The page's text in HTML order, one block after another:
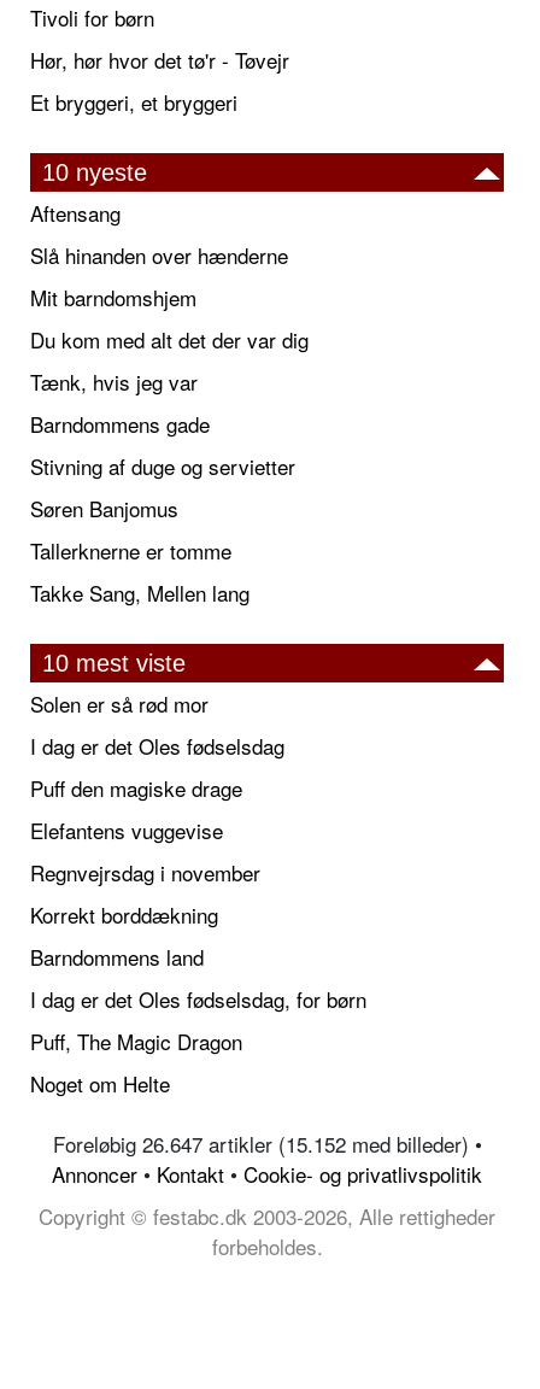
Tivoli for børn
Hør, hør hvor det tø'r - Tøvejr
Et bryggeri, et bryggeri
10 nyeste
Aftensang
Slå hinanden over hænderne
Mit barndomshjem
Du kom med alt det der var dig
Tænk, hvis jeg var
Barndommens gade
Stivning af duge og servietter
Søren Banjomus
Tallerknerne er tomme
Takke Sang, Mellen lang
10 mest viste
Solen er så rød mor
I dag er det Oles fødselsdag
Puff den magiske drage
Elefantens vuggevise
Regnvejrsdag i november
Korrekt borddækning
Barndommens land
I dag er det Oles fødselsdag, for børn
Puff, The Magic Dragon
Noget om Helte
Foreløbig 26.647 artikler (15.152 med billeder) •
Annoncer • Kontakt • Cookie- og privatlivspolitik
Copyright © festabc.dk 2003-2026, Alle rettigheder
forbeholdes.